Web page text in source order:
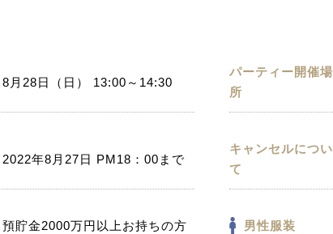
8月28日（日） 13:00～14:30
パーティー開催場
所
2022年8月27日 PM18：00まで
キャンセルについ
て
預貯金2000万円以上お持ちの方 男性服装